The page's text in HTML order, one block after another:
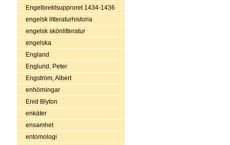
Engelbrektsupproret 1434-1436
engelsk litteraturhistoria
engelsk skönlitteratur
engelska
England
Englund, Peter
Engström, Albert
enhörningar
Enid Blyton
enkäter
ensamhet
entomologi